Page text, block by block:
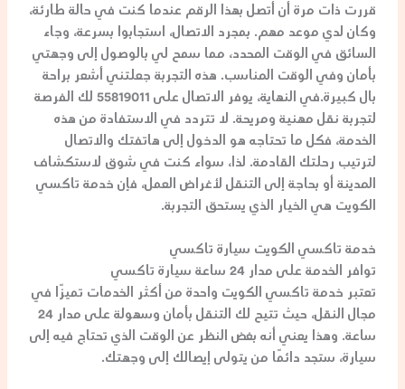
قررت ذات مرة أن أتصل بهذا الرقم عندما كنت في حالة طارئة،
وكان لدي موعد مهم. بمجرد الاتصال، استجابوا بسرعة، وجاء
السائق في الوقت المحدد، مما سمح لي بالوصول إلى وجهتي
بأمان وفي الوقت المناسب. هذه التجربة جعلتني أشعر براحة
بال كبيرة.في النهاية، يوفر الاتصال على 55819011 لك الفرصة
لتجربة نقل مهنية ومريحة. لا تتردد في الاستفادة من هذه
الخدمة، فكل ما تحتاجه هو الدخول إلى هاتفتك والاتصال
لترتيب رحلتك القادمة. لذا، سواء كنت في شوق لاستكشاف
المدينة أو بحاجة إلى التنقل لأغراض العمل، فإن خدمة تاكسي
الكويت هي الخيار الذي يستحق التجربة.
خدمة تاكسي الكويت سيارة تاكسي
توافر الخدمة على مدار 24 ساعة سيارة تاكسي
تعتبر خدمة تاكسي الكويت واحدة من أكثر الخدمات تميزًا في
مجال النقل، حيث تتيح لك التنقل بأمان وسهولة على مدار 24
ساعة. وهذا يعني أنه بغض النظر عن الوقت الذي تحتاج فيه إلى
سيارة، ستجد دائمًا من يتولى إيصالك إلى وجهتك.